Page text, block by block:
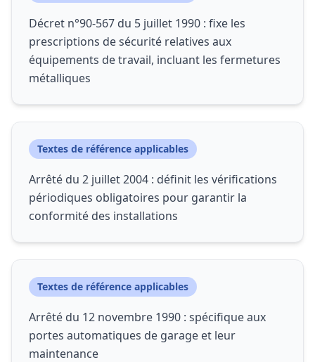
Décret n°90-567 du 5 juillet 1990 : fixe les
prescriptions de sécurité relatives aux
équipements de travail, incluant les fermetures
métalliques
Textes de référence applicables
Arrêté du 2 juillet 2004 : définit les vérifications
périodiques obligatoires pour garantir la
conformité des installations
Textes de référence applicables
Arrêté du 12 novembre 1990 : spécifique aux
portes automatiques de garage et leur
maintenance